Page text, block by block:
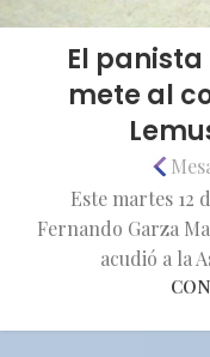
El
mete al
Este martes 12
Fernando Garza
acudió a la